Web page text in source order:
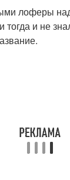
лоферы
и не